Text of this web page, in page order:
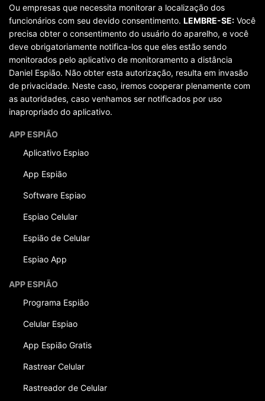
Ou empresas que necessita monitorar a localização dos
funcionários com seu devido consentimento. LEMBRE-SE: Você
precisa obter o consentimento do usuário do aparelho, e você
deve obrigatoriamente notifica-los que eles estão sendo
monitorados pelo aplicativo de monitoramento a distância
Daniel Espião. Não obter esta autorização, resulta em invasão
de privacidade. Neste caso, iremos cooperar plenamente com
as autoridades, caso venhamos ser notificados por uso
inapropriado do aplicativo.
APP ESPIÃO
Aplicativo Espiao
App Espião
Software Espiao
Espiao Celular
Espião de Celular
Espiao App
APP ESPIÃO
Programa Espião
Celular Espiao
App Espião Gratis
Rastrear Celular
Rastreador de Celular